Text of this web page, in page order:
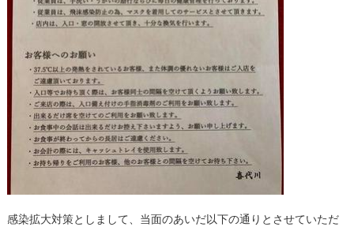
感染拡大対策としまして、当面のあいだ以下の通りとさせていただ